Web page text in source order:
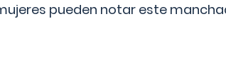
pueden notar este